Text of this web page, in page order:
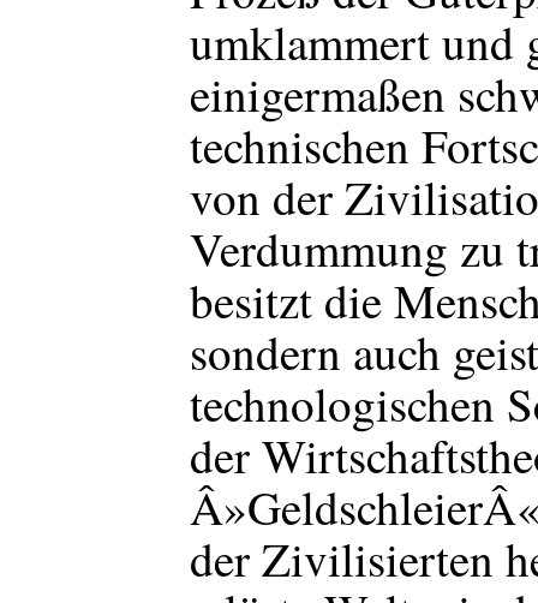
umklammert und
einigermaßen
technischen
von der
Verdummung zu
besitzt die
sondern auch
technologischen
der
der Zivilisierten